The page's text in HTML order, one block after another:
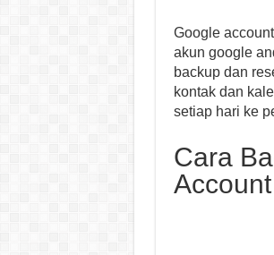
Google
akun google
backup dan
kontak dan
setiap hari ke
Cara
Account